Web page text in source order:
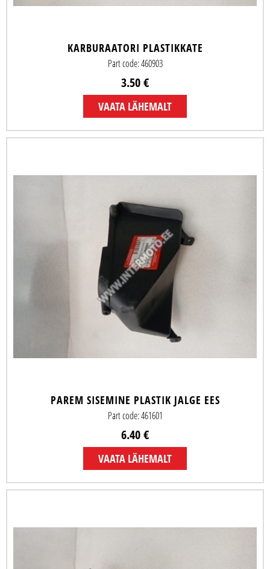
KARBURAATORI PLASTIKKATE
Part code: 460903
3.50 €
VAATA LÄHEMALT
PAREM SISEMINE PLASTIK JALGE EES
Part code: 461601
6.40 €
VAATA LÄHEMALT